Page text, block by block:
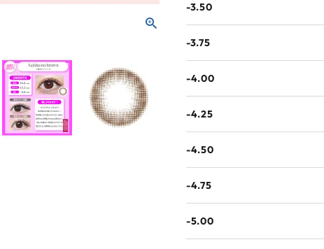
-3.50
-3.75
-4.00
-4.25
-4.50
-4.75
-5.00